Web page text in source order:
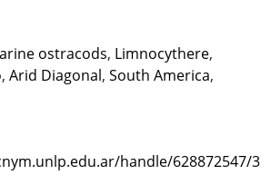
ostracods, Limnocythere,
, Arid Diagonal, South America,
handle/628872547/3